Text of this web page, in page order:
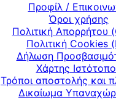
Προφίλ /
Όροι χρήσης
Πολιτική Απορρήτου
Πολιτική Cookies
Δήλωση
Χάρτης
Τρόποι αποστολής και
Δικαίωμα